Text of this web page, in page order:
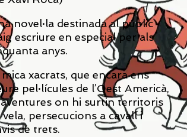
novel·la destinada al públic
escriure en especial per als
anys.
xacrats, que encara ens
pel·lícules de l’Oest Americà,
on hi surtin territoris
persecucions a cavall i
de trets.